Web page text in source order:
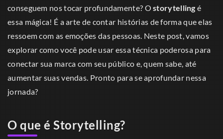
conseguem nos tocar profundamente? Ostorytelling é
essa mágica! É a arte de contar histórias de forma que elas
ressoem com as emoções das pessoas. Neste post, vamos
explorar como você pode usar essa técnica poderosa para
conectar sua marca com seu público e, quem sabe, até
aumentar suas vendas. Pronto para se aprofundar nessa
jornada?
O que é Storytelling?